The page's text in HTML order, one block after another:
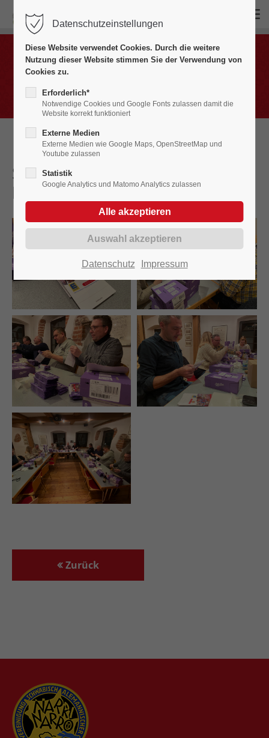
Login
Benutzername
Anmelden
Register|Lost your password?
Support
Lorem ipsum dolor sit amet:
24h/ 365days
We offer support for our customers
Mon - Fri 8:00am - 5:00pm(GMT +1)
Get in touch
Cybersteel Inc.
376-293 City Road, Suite 600
San Francisco, CA 94102
adipiscing elit.
Aenean commodo ligula eget dolor. Aenean
massa. Cum sociis natoque penatibus et magnis
dis parturient montes, nascetur ridiculus mus.
Donec quam felis, ultricies nec.
Bildergalerien
Schokoladentafeln mit Etikett
bekleben2023
Zurück
Datenschutzeinstellungen
Diese Website verwendet Cookies. Durch die weitere
Nutzung dieser Website stimmen Sie der Verwendung von
Cookies zu.
Erforderlich*
Notwendige Cookies und Google Fonts zulassen damit die
Website korrekt funktioniert
Externe Medien
Externe Medien wie Google Maps, OpenStreetMap und
Youtube zulassen
Statistik
Google Analytics und Matomo Analytics zulassen
Datenschutz Impressum